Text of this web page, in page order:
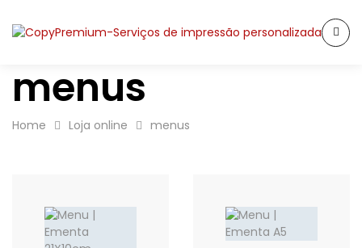
menus
Home Loja online menus